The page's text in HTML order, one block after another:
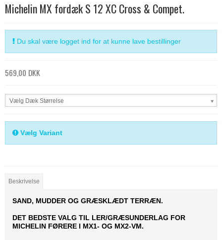
Michelin MX fordæk S 12 XC Cross & Compet.
Du skal være logget ind for at kunne lave bestillinger
569,00 DKK
Vælg Dæk Størrelse
Vælg Variant
Beskrivelse
SAND, MUDDER OG GRÆSKLÆDT TERRÆN.
DET BEDSTE VALG TIL LER/GRÆSUNDERLAG FOR
MICHELIN FØRERE I MX1- OG MX2-VM.